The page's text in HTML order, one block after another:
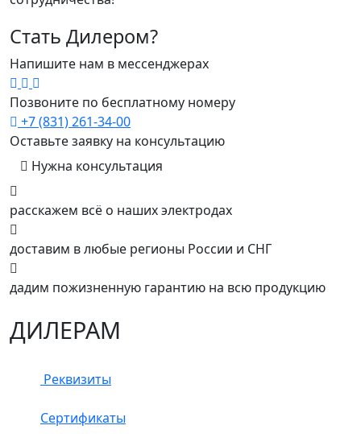
Стать Дилером?
Напишите нам в мессенджерах
Позвоните по бесплатному номеру
+7 (831) 261-34-00
Оставьте заявку на консультацию
Нужна консультация
расскажем всё о наших электродах
доставим в любые регионы России и СНГ
дадим пожизненную гарантию на всю продукцию
ДИЛЕРАМ
Реквизиты
Сертификаты